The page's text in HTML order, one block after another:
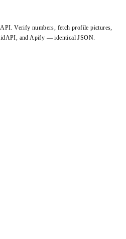
Verify numbers, fetch profile pictures,
and Apify — identical JSON.